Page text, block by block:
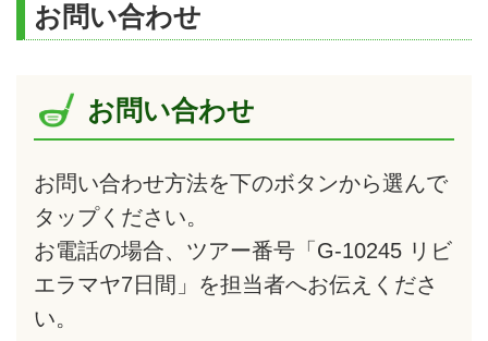
お問い合わせ
お問い合わせ
お問い合わせ方法を下のボタンから選んで
タップください。
お電話の場合、ツアー番号「G-10245 リビ
エラマヤ7日間」を担当者へお伝えくださ
い。